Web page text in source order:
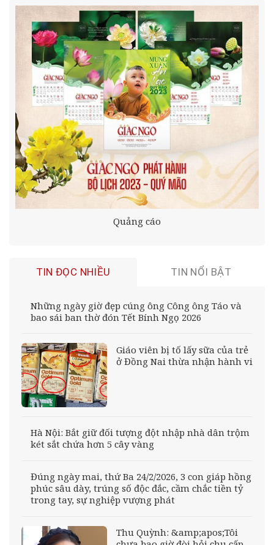
Quảng cáo
TIN ĐỌC NHIỀU TIN NỔI BẬT
Những ngày giờ đẹp cúng ông Công ông Táo và
bao sái ban thờ đón Tết Bính Ngọ 2026
Giáo viên bị tố lấy sữa của trẻ
ở Đồng Nai thừa nhận hành vi
Hà Nội: Bắt giữ đối tượng đột nhập nhà dân trộm
két sắt chứa hơn 5 cây vàng
Đúng ngày mai, thứ Ba 24/2/2026, 3 con giáp hồng
phúc sâu dày, trúng số độc đắc, cầm chắc tiền tỷ
trong tay, sự nghiệp vượng phát
Thu Quỳnh: &amp;apos;Tôi